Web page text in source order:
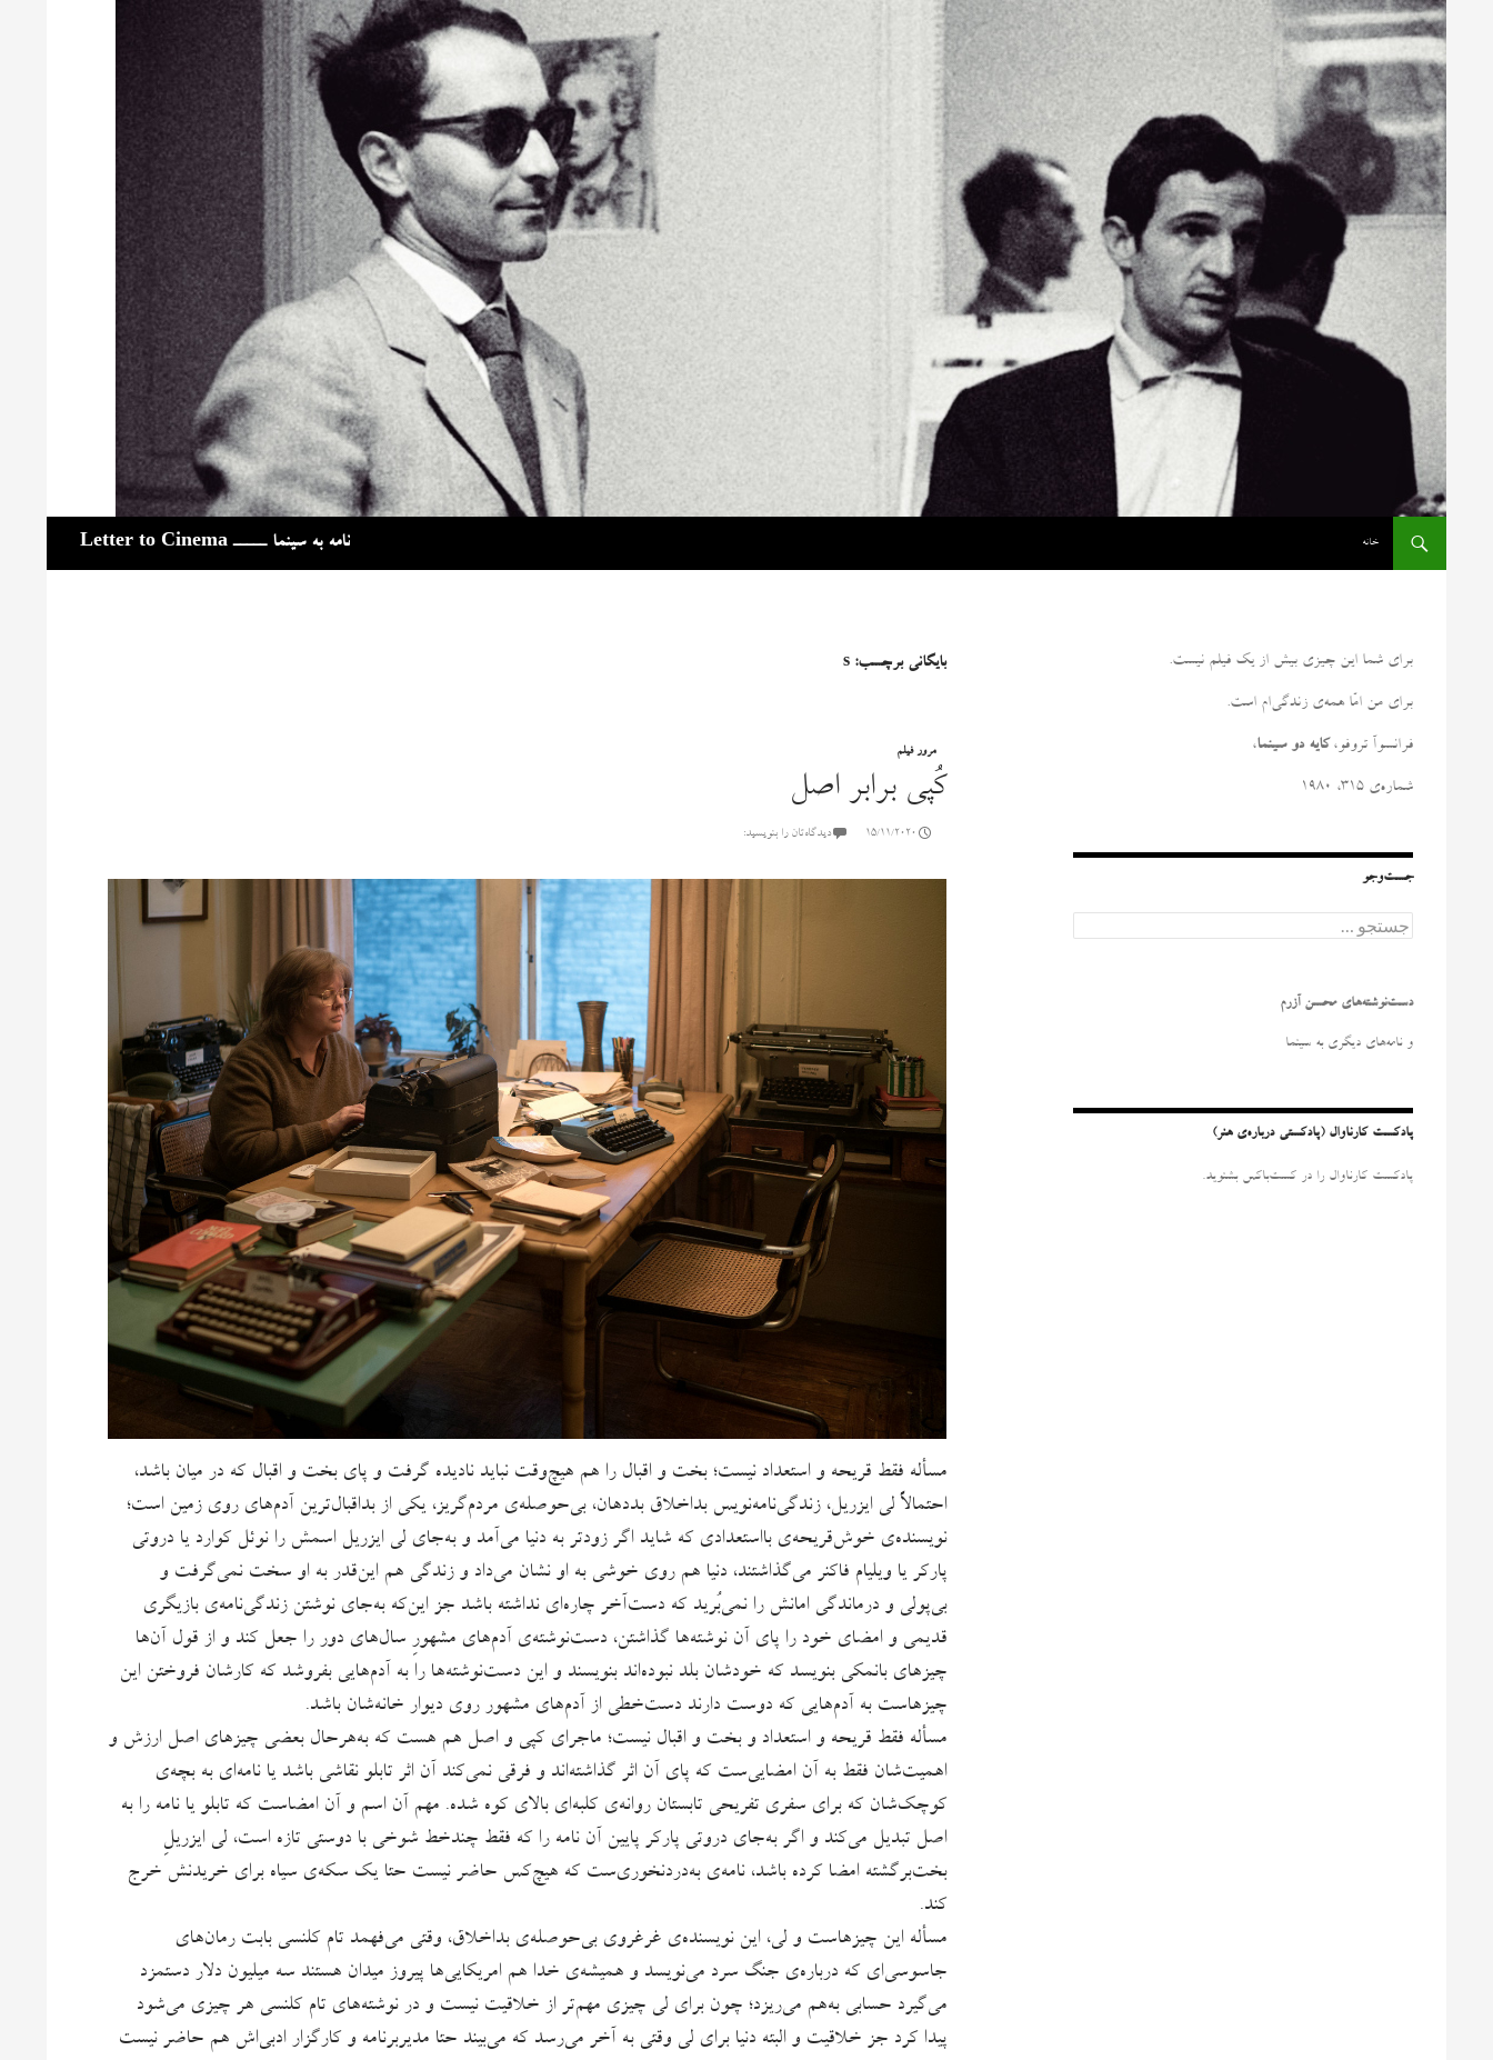
نامه به سینما ـــــ Letter to Cinema
خانه
بایگانی برچسب: s
مرور فیلم
کُپی برابر اصل
15/11/2020 دیدگاه‌تان را بنویسید:
مسأله فقط قریحه و استعداد نیست؛ بخت و اقبال را هم هیچ‌وقت نباید نادیده گرفت و پای بخت و اقبال که در میان باشد،
احتمالاً لی ایزریل، زندگی‌نامه‌نویس بداخلاق بددهان، بی‌حوصله‌ی مردم‌گریز، یکی از بداقبال‌‌ترین آدم‌های روی زمین است؛
نویسنده‌ی خوش‌قریحه‌ی بااستعدادی که شاید اگر زودتر به دنیا می‌آمد و به‌جای لی ایزریل اسمش را نوئل کوارد یا دروتی
پارکر یا ویلیام فاکنر می‌گذاشتند، دنیا هم روی خوشی به او نشان می‌داد و زندگی هم این‌قدر به او سخت نمی‌گرفت و
بی‌پولی و درماندگی امانش را نمی‌بُرید که دست‌آخر چاره‌ای نداشته باشد جز این‌که به‌جای نوشتن زندگی‌نامه‌ی بازیگری
قدیمی و امضای خود را پای آن نوشته‌ها گذاشتن، دست‌نوشته‌ی آدم‌های مشهورِ سال‌های دور را جعل کند و از قول آن‌ها
چیزهای بانمکی بنویسد که خودشان بلد نبوده‌اند بنویسند و این دست‌نوشته‌ها را به آدم‌هایی بفروشد که کارشان فروختن این
چیزهاست به آدم‌هایی که دوست دارند دست‌خطی از آدم‌های مشهور روی دیوار خانه‌شان باشد.
مسأله فقط قریحه و استعداد و بخت و اقبال نیست؛ ماجرای کپی و اصل هم هست که به‌هرحال بعضی چیزهای اصل ارزش و
اهمیت‌شان فقط به آن امضایی‌ست که پای آن اثر گذاشته‌اند و فرقی نمی‌کند آن اثر تابلو نقاشی باشد یا نامه‌ای به بچه‌ی
کوچک‌شان که برای سفری تفریحی تابستان روانه‌ی کلبه‌ای بالای کوه شده. مهم آن اسم و آن امضاست که تابلو یا نامه را به
اصل تبدیل می‌کند و اگر به‌جای دروتی پارکر پایین آن نامه را که فقط چندخط شوخی با دوستی تازه است، لی ایزریلِ
بخت‌برگشته امضا کرده باشد،‌ نامه‌ی به‌دردنخوری‌ست که هیچ‌کس حاضر نیست حتا یک سکه‌ی سیاه برای خریدنش خرج
کند.
مسأله این چیزهاست و لی، این نویسنده‌ی غرغروی بی‌حوصله‌ی بداخلاق، وقتی می‌فهمد تام کلنسی بابت رمان‌های
جاسوسی‌ای که درباره‌ی جنگ سرد می‌نویسد و همیشه‌ی خدا هم امریکایی‌ها پیروز میدان هستند سه میلیون دلار دستمزد
می‌گیرد حسابی به‌هم می‌ریزد؛ چون برای لی چیزی مهم‌تر از خلاقیت نیست و در نوشته‌های تام کلنسی هر چیزی می‌شود
پیدا کرد جز خلاقیت و البته دنیا برای لی وقتی به آخر می‌رسد که می‌بیند حتا مدیربرنامه و کارگزار ادبی‌اش هم حاضر نیست
برای شما این چیزی بیش از یک فیلم نیست.
برای من امّا همه‌ی زندگی‌ام است.
فرانسوآ تروفو، کایه دو سینما،
شماره‌ی ۳۱۵، ۱۹۸۰
جست‌وجو
ج
س
و
ر
دست‌نوشته‌های محسن آزرم
و نامه‌‌های دیگری به سینما
پادکست کارناوال (پادکستی درباره‌ی هنر)
پادکست کارناوال را در کست‌باکس بشنوید.